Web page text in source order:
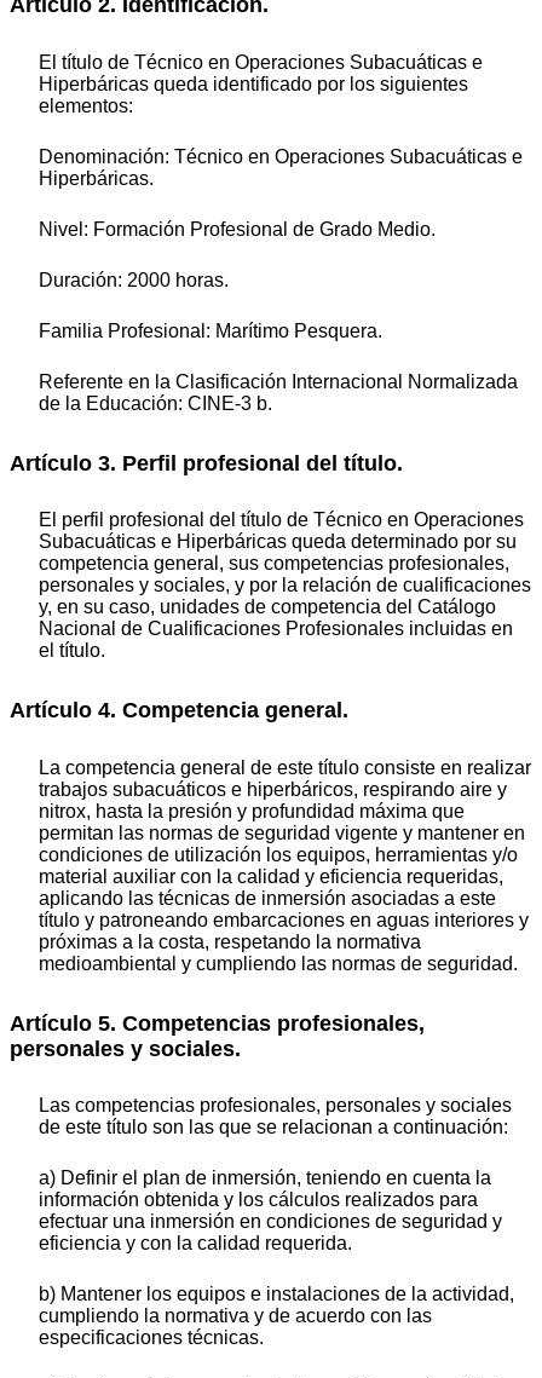
Artículo 2. Identificación.
El título de Técnico en Operaciones Subacuáticas e
Hiperbáricas queda identificado por los siguientes
elementos:
Denominación: Técnico en Operaciones Subacuáticas e
Hiperbáricas.
Nivel: Formación Profesional de Grado Medio.
Duración: 2000 horas.
Familia Profesional: Marítimo Pesquera.
Referente en la Clasificación Internacional Normalizada
de la Educación: CINE-3 b.
Artículo 3. Perfil profesional del título.
El perfil profesional del título de Técnico en Operaciones
Subacuáticas e Hiperbáricas queda determinado por su
competencia general, sus competencias profesionales,
personales y sociales, y por la relación de cualificaciones
y, en su caso, unidades de competencia del Catálogo
Nacional de Cualificaciones Profesionales incluidas en
el título.
Artículo 4. Competencia general.
La competencia general de este título consiste en realizar
trabajos subacuáticos e hiperbáricos, respirando aire y
nitrox, hasta la presión y profundidad máxima que
permitan las normas de seguridad vigente y mantener en
condiciones de utilización los equipos, herramientas y/o
material auxiliar con la calidad y eficiencia requeridas,
aplicando las técnicas de inmersión asociadas a este
título y patroneando embarcaciones en aguas interiores y
próximas a la costa, respetando la normativa
medioambiental y cumpliendo las normas de seguridad.
Artículo 5. Competencias profesionales,
personales y sociales.
Las competencias profesionales, personales y sociales
de este título son las que se relacionan a continuación:
a) Definir el plan de inmersión, teniendo en cuenta la
información obtenida y los cálculos realizados para
efectuar una inmersión en condiciones de seguridad y
eficiencia y con la calidad requerida.
b) Mantener los equipos e instalaciones de la actividad,
cumpliendo la normativa y de acuerdo con las
especificaciones técnicas.